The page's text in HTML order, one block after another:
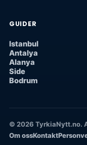
GUIDER
Istanbul
Antalya
Alanya
Side
Bodrum
© 2026 TyrkiaNytt.no.
Om ossKontakt